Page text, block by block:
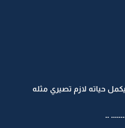
حياته لازم تصيري مثله